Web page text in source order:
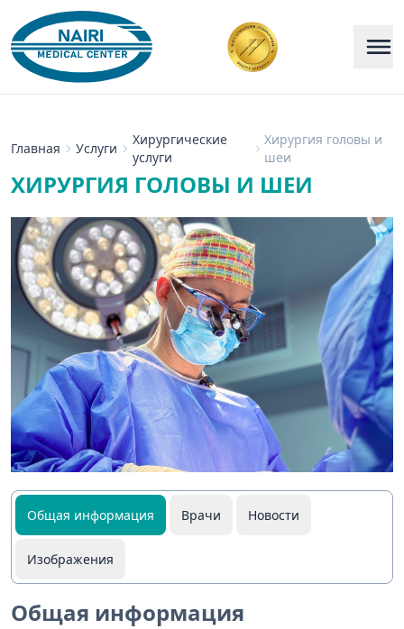
Главная Услуги
Хирургические
услуги
Хирургия головы и
шеи
ХИРУРГИЯ ГОЛОВЫ И ШЕИ
Общая информация Врачи Новости
Изображения
Общая информация